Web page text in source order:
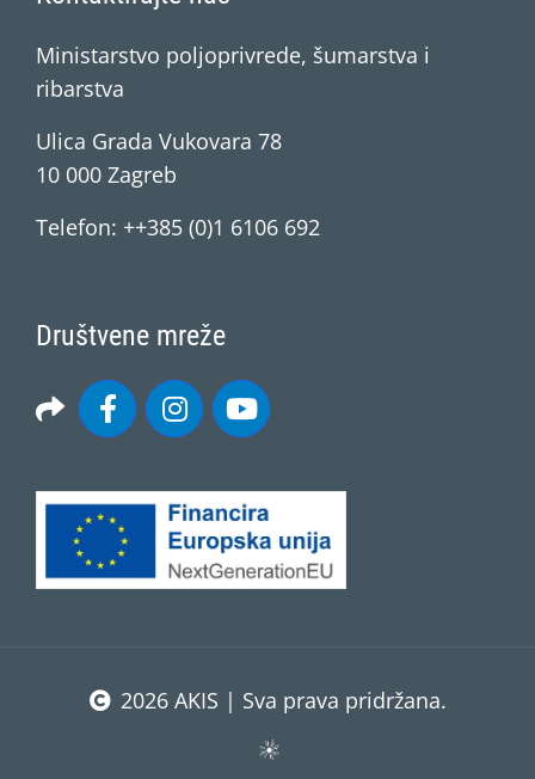
Ministarstvo poljoprivrede, šumarstva i
ribarstva
Ulica Grada Vukovara 78
10 000 Zagreb
Telefon: ++385 (0)1 6106 692
Društvene mreže
2026 AKIS | Sva prava pridržana.